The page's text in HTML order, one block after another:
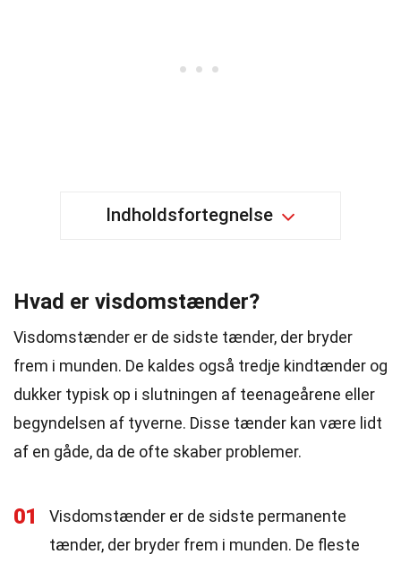
Indholdsfortegnelse
Hvad er visdomstænder?
Visdomstænder er de sidste tænder, der bryder
frem i munden. De kaldes også tredje kindtænder og
dukker typisk op i slutningen af teenageårene eller
begyndelsen af tyverne. Disse tænder kan være lidt
af en gåde, da de ofte skaber problemer.
01
Visdomstænder er de sidste permanente
tænder, der bryder frem i munden. De fleste